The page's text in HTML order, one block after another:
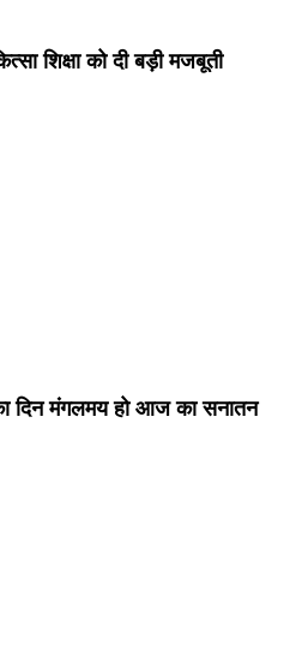
शिक्षा को दी बड़ी मजबूती
दिन मंगलमय हो आज का सनातन